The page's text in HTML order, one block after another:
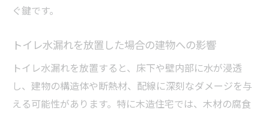
トイレ水漏れを防ぐための定期点検ポイン
ト
つなぎ目や給水管の水漏れ予防策とは
トイレ水漏れ発見後の冷静な初期対応方法
ぐ鍵です。
トイレ水漏れを放置した場合の建物への影響
トイレ水漏れを放置すると、床下や壁内部に水が浸透
し、建物の構造体や断熱材、配線に深刻なダメージを与
える可能性があります。特に木造住宅では、木材の腐食